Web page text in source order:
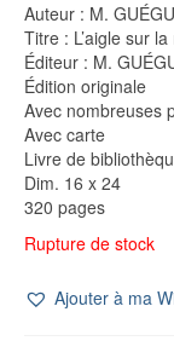
Auteur : M.
Titre : L’aigle sur
Éditeur : M.
Édition originale
Avec nombreuses
Avec carte
Livre de
Dim. 16 x 24
320 pages
Rupture de stock
Ajouter à ma